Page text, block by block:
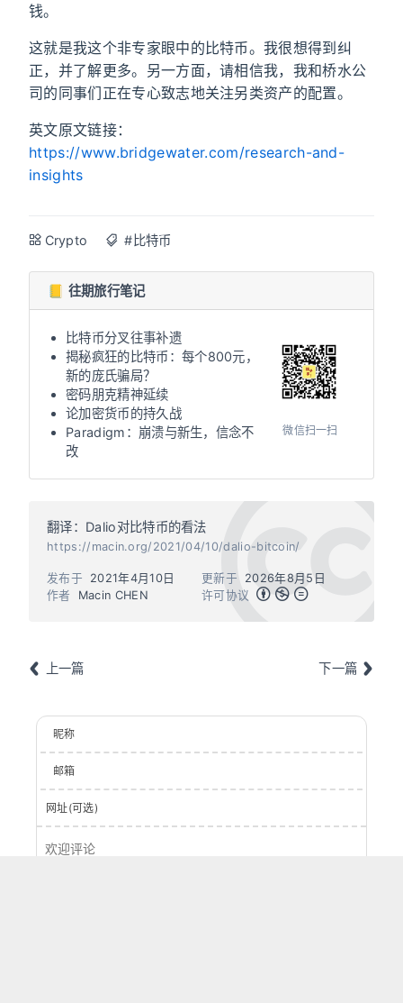
钱。
这就是我这个非专家眼中的比特币。我很想得到纠
正，并了解更多。另一方面，请相信我，我和桥水公
司的同事们正在专心致志地关注另类资产的配置。
英文原文链接：
https://www.bridgewater.com/research-and-
insights
Crypto #比特币
📒 往期旅行笔记
比特币分叉往事补遗
揭秘疯狂的比特币：每个800元，
新的庞氏骗局？
密码朋克精神延续
论加密货币的持久战
Paradigm：崩溃与新生，信念不
改
微信扫一扫
翻译：Dalio对比特币的看法
https://macin.org/2021/04/10/dalio-bitcoin/
作者 Macin CHEN
发布于 2021年4月10日 更新于
2026年8月5日
许可协议
上一篇 下一篇
昵称
邮箱
网址(可选)